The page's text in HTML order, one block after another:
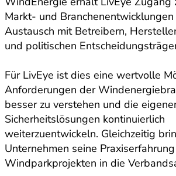
Markt- und
Austausch mit Betreibern,
und politischen
Für LivEye ist dies eine wertvolle
Anforderungen der
besser zu verstehen und die
Sicherheitslösungen kontinuierlich
weiterzuentwickeln. Gleichzeitig
Unternehmen seine
Windparkprojekten in die